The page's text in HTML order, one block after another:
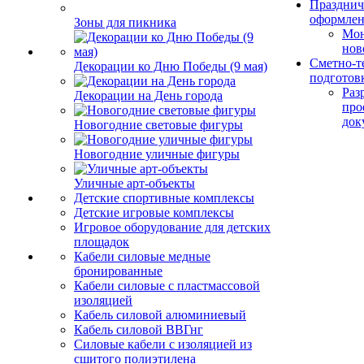
Зоны для пикника
Декорации ко Дню Победы (9 мая)
Декорации на День города
Новогодние световые фигуры
Новогодние уличные фигуры
Уличные арт-объекты
Детские спортивные комплексы
Детские игровые комплексы
Игровое оборудование для детских
площадок
Кабели силовые медные
бронированные
Кабели силовые с пластмассовой
изоляцией
Кабель силовой алюминиевый
Кабель силовой ВВГнг
Силовые кабели с изоляцией из
сшитого полиэтилена
Сметно-